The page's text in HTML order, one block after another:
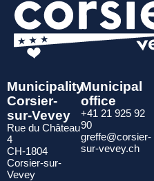
Municipality
Corsier-
sur-Vevey
Rue du Château
4
CH-1804
Corsier-sur-
Vevey
Municipal
office
+41 21 925 92
90
greffe@corsier-
sur-vevey.ch